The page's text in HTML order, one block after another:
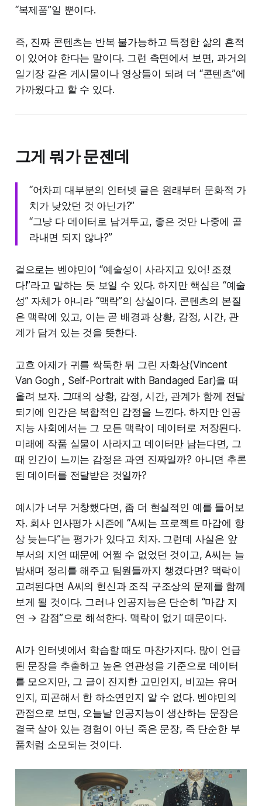
“복제품”일 뿐이다.
즉, 진짜 콘텐츠는 반복 불가능하고 특정한 삶의 흔적
이 있어야 한다는 말이다. 그런 측면에서 보면, 과거의
일기장 같은 게시물이나 영상들이 되려 더 “콘텐츠”에
가까웠다고 할 수 있다.
그게 뭐가 문젠데
“어차피 대부분의 인터넷 글은 원래부터 문화적 가
치가 낮았던 것 아닌가?”
“그냥 다 데이터로 남겨두고, 좋은 것만 나중에 골
라내면 되지 않나?”
겉으로는 벤야민이 “예술성이 사라지고 있어! 조졌
다!”라고 말하는 듯 보일 수 있다. 하지만 핵심은 “예술
성” 자체가 아니라 “맥락”의 상실이다. 콘텐츠의 본질
은 맥락에 있고, 이는 곧 배경과 상황, 감정, 시간, 관
계가 담겨 있는 것을 뜻한다.
고흐 아재가 귀를 싹둑한 뒤 그린 자화상(Vincent
Van Gogh , Self-Portrait with Bandaged Ear)을 떠
올려 보자. 그때의 상황, 감정, 시간, 관계가 함께 전달
되기에 인간은 복합적인 감정을 느낀다. 하지만 인공
지능 사회에서는 그 모든 맥락이 데이터로 저장된다.
미래에 작품 실물이 사라지고 데이터만 남는다면, 그
때 인간이 느끼는 감정은 과연 진짜일까? 아니면 추론
된 데이터를 전달받은 것일까?
예시가 너무 거창했다면, 좀 더 현실적인 예를 들어보
자. 회사 인사평가 시즌에 “A씨는 프로젝트 마감에 항
상 늦는다”는 평가가 있다고 치자. 그런데 사실은 앞
부서의 지연 때문에 어쩔 수 없었던 것이고, A씨는 늘
밤새며 정리를 해주고 팀원들까지 챙겼다면? 맥락이
고려된다면 A씨의 헌신과 조직 구조상의 문제를 함께
보게 될 것이다. 그러나 인공지능은 단순히 “마감 지
연 → 감점”으로 해석한다. 맥락이 없기 때문이다.
AI가 인터넷에서 학습할 때도 마찬가지다. 많이 언급
된 문장을 추출하고 높은 연관성을 기준으로 데이터
를 모으지만, 그 글이 진지한 고민인지, 비꼬는 유머
인지, 피곤해서 한 하소연인지 알 수 없다. 벤야민의
관점으로 보면, 오늘날 인공지능이 생산하는 문장은
결국 살아 있는 경험이 아닌 죽은 문장, 즉 단순한 부
품처럼 소모되는 것이다.